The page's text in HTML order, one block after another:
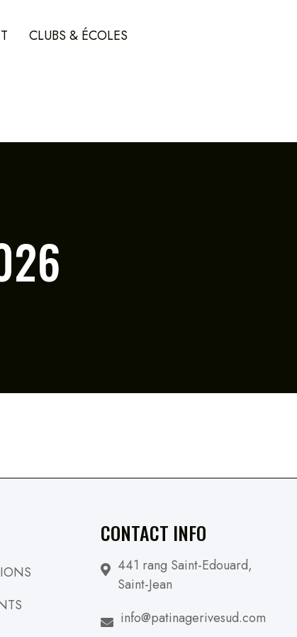
CLUBS & ÉCOLES
CONTACT INFO
441 rang Saint-Edouard,
Saint-Jean
info@patinagerivesud.com